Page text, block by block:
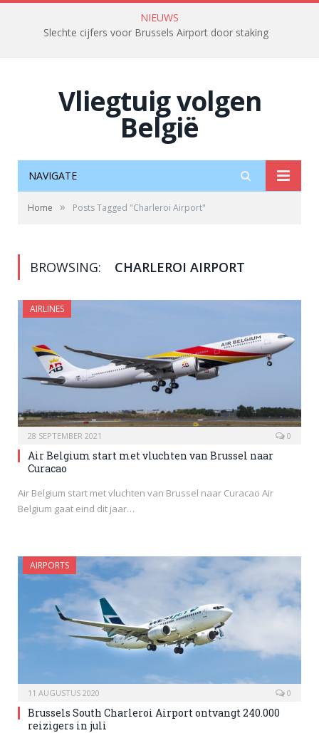
NIEUWS
Slechte cijfers voor Brussels Airport door staking
Vliegtuig volgen
België
NAVIGATE
Home » Posts Tagged "Charleroi Airport"
BROWSING: CHARLEROI AIRPORT
AIRLINES
28 SEPTEMBER 2021 0
Air Belgium start met vluchten van Brussel naar
Curacao
Air Belgium start met vluchten van Brussel naar Curacao Air
Belgium gaat eind dit jaar…
AIRPORTS
11 AUGUSTUS 2020 0
Brussels South Charleroi Airport ontvangt 240.000
reizigers in juli